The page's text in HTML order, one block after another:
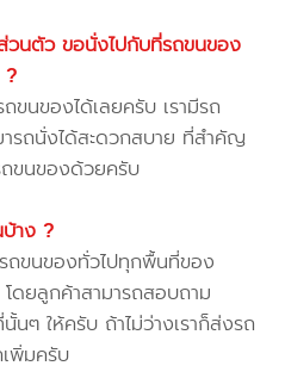
นตัว ขอนั่งไปกับที่รถขนของ
?
ขนของได้เลยครับ เรามีรถ
ารถนั่งได้สะดวกสบาย ที่สำคัญ
ถขนของด้วยครับ
าง ?
รถขนของทั่วไปทุกพื้นที่ของ
ดยลูกค้าสามารถสอบถาม
นๆ ให้ครับ ถ้าไม่ว่างเราก็ส่งรถ
พิ่มครับ